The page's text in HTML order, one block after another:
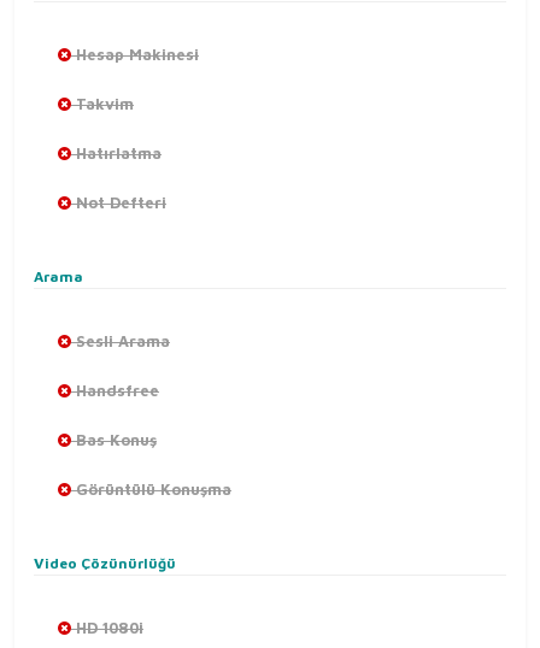
Hesap Makinesi
Takvim
Hatırlatma
Not Defteri
Arama
Sesli Arama
Handsfree
Bas Konuş
Görüntülü Konuşma
Video Çözünürlüğü
HD 1080i